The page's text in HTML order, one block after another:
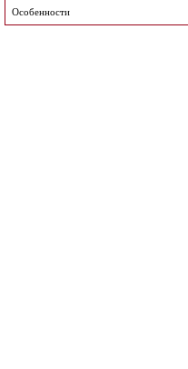
Особенности